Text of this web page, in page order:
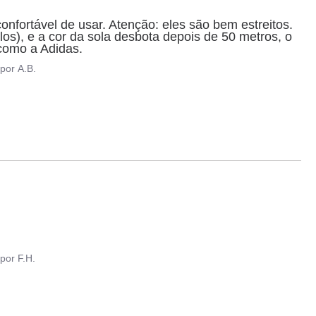
de usar. Atenção: eles são bem estreitos.
e a cor da sola desbota depois de 50 metros, o
a Adidas.
porA.B.
por F.H.